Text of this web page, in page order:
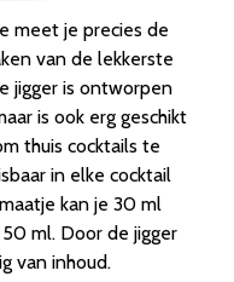
meet je precies de
van de lekkerste
jigger is ontworpen
is ook erg geschikt
thuis cocktails te
in elke cocktail
kan je 30 ml
ml. Door de jigger
van inhoud.